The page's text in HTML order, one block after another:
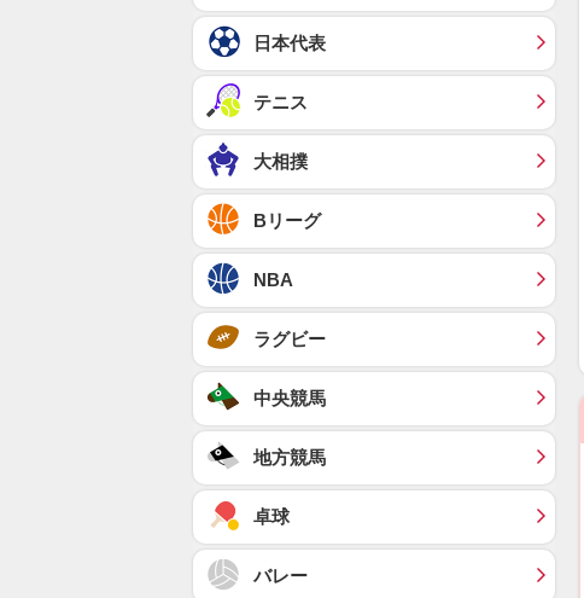
日本代表
テニス
大相撲
Bリーグ
NBA
ラグビー
中央競馬
地方競馬
卓球
バレー